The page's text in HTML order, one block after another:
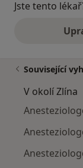
Jste tento
Související
V okolí Zlína